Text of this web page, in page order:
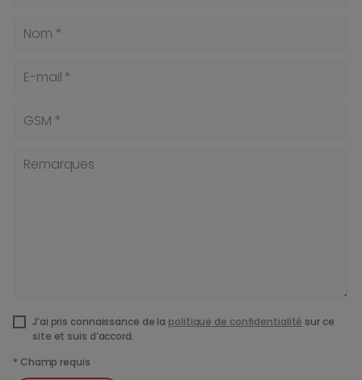
Nom *
E-mail *
GSM *
Remarques
J’ai pris connaissance de la politique de confidentialité sur ce
site et suis d’accord.
* Champ requis